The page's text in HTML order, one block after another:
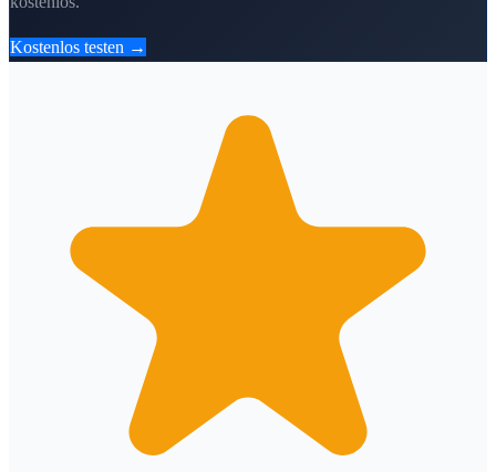
Kostenlos testen →